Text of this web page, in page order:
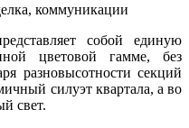
коммуникации
собой единую
цветовой гамме, без
разновысотности секций
силуэт квартала, а во
свет.